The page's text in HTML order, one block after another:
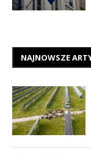
NAJNOWSZE